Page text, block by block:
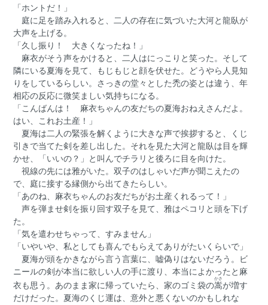
「ホントだ！」
庭に足を踏み入れると、二人の存在に気づいた大河と龍臥が
大声を上げる。
「久し振り！ 大きくなったね！」
麻衣がそう声をかけると、二人はにっこりと笑った。そして
隣にいる夏海を見て、もじもじと顔を伏せた。どうやら人見知
りをしているらしい。さっきの堂々とした禿の姿とは違う、年
相応の反応に微笑ましい気持ちになる。
「こんばんは！ 麻衣ちゃんの友だちの夏海おねえさんだよ。
はい、これお土産！」
夏海は二人の緊張を解くように大きな声で挨拶すると、くじ
引きで当てた剣を差し出した。それを見た大河と龍臥は目を輝
かせ、「いいの？」と叫んでチラリと後ろに目を向けた。
視線の先には雅がいた。双子のはしゃいだ声が聞こえたの
で、庭に接する縁側から出てきたらしい。
「あのね、麻衣ちゃんのお友だちがお土産くれるって！」
声を弾ませ剣を振り回す双子を見て、雅はペコリと頭を下げ
た。
「気を遣わせちゃって、すみません」
「いやいや、私としても喜んでもらえてありがたいくらいで」
夏海が頭をかきながら言う言葉に、嘘偽りはないだろう。ビ
ニールの剣が本当に欲しい人の手に渡り、本当によかったと麻
衣も思う。あのまま家に帰っていたら、家のゴミ袋の嵩
かさ
が増す
だけだった。夏海のくじ運は、意外と悪くないのかもしれな